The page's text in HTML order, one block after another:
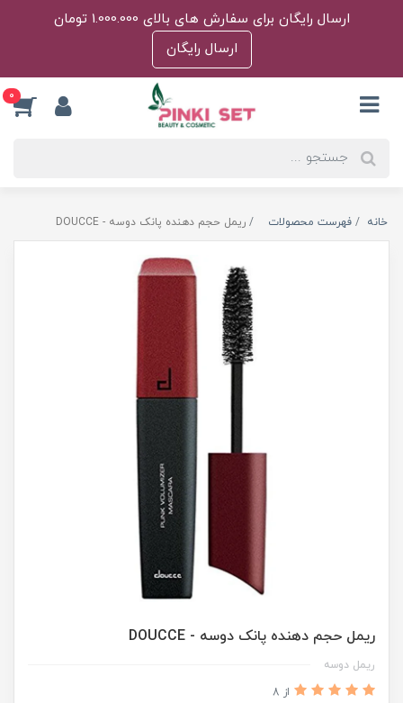
ارسال رایگان برای سفارش های بالای 1.000.000 تومان
ارسال رایگان
0
خانه فهرست محصولات ریمل حجم دهنده پانک دوسه - DOUCCE
ریمل حجم دهنده پانک دوسه - DOUCCE
ریمل دوسه
از 8